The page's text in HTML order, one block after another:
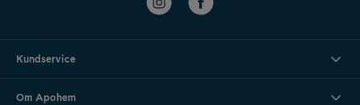
Kundservice
Om Apohem